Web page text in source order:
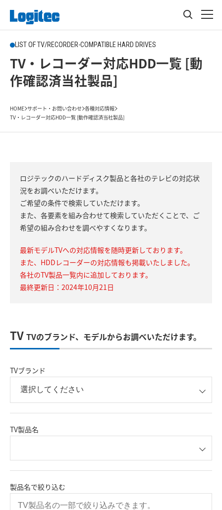
LIST OF TV/RECORDER-COMPATIBLE HARD DRIVES
TV・レコーダー対応HDD一覧 [動
作確認済当社製品]
HOME サポート・お問い合わせ 各種対応情報
TV・レコーダー対応HDD一覧 [動作確認済当社製品]
ロジテックのハードディスク製品と各社のテレビの対応状
況をお調べいただけます。
ご希望の条件で検索していただけます。
また、各要素を組み合わせて検索していただくことで、ご
希望の組み合わせを調べやすくなります。
最新モデルTVへの対応情報を随時更新しております。
また、HDDレコーダーの対応情報も掲載いたしました。
各社のTV製品一覧内に追加しております。
最終更新日：2024年10月21日
TV TVのブランド、モデルからお調べいただけます。
TVブランド
TV製品名
製品名で絞り込む